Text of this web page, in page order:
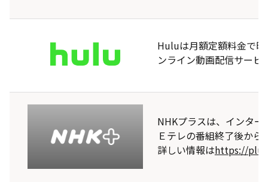
Huluは月額定額料金で
ンライン動画配信サービ
NHKプラスは、インタ
Ｅテレの番組終了後か
詳しい情報はhttps://